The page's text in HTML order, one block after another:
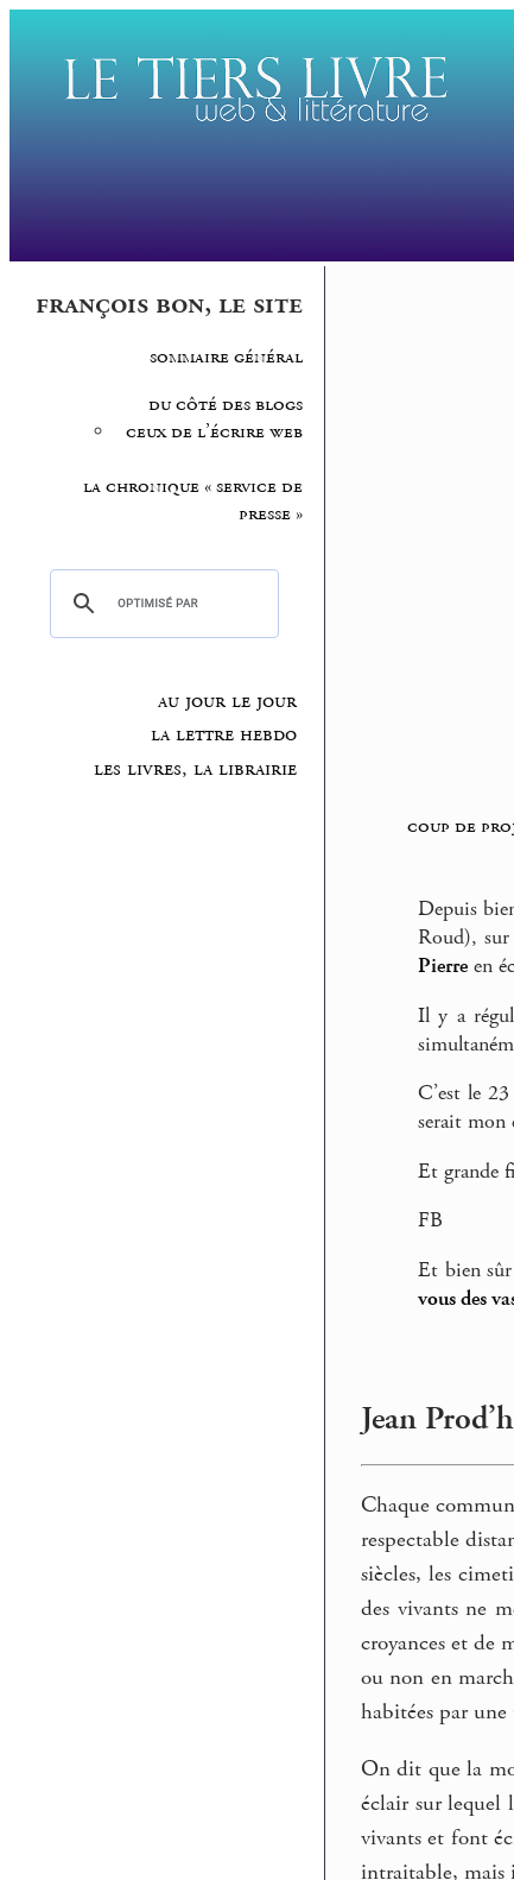
françois bon, le site
sommaire général
du côté des blogs
ceux de l’écrire web
la chronique « service de
presse »
au jour le jour
la lettre hebdo
les livres, la librairie
coup de
Depuis
Roud),
Pierre en
Il y a
C’est le
serait mon
Et grande
FB
Et bien
vous des
Jean
Chaque
respectable
siècles, les
des vivants ne
croyances et de
ou non en
habitées par
On dit que la
éclair sur lequel
vivants et font
intraitable, mais